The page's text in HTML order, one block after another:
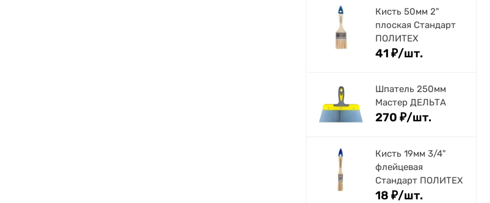
Кисть 50мм 2"
плоская Стандарт
ПОЛИТЕХ
41 ₽/шт.
Шпатель 250мм
Мастер ДЕЛЬТА
270 ₽/шт.
Кисть 19мм 3/4"
флейцевая
Стандарт ПОЛИТЕХ
18 ₽/шт.